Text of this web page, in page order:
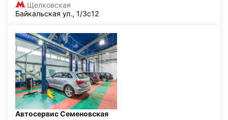
Щелковская
Байкальская ул., 1/3с12
Автосервис Семеновская